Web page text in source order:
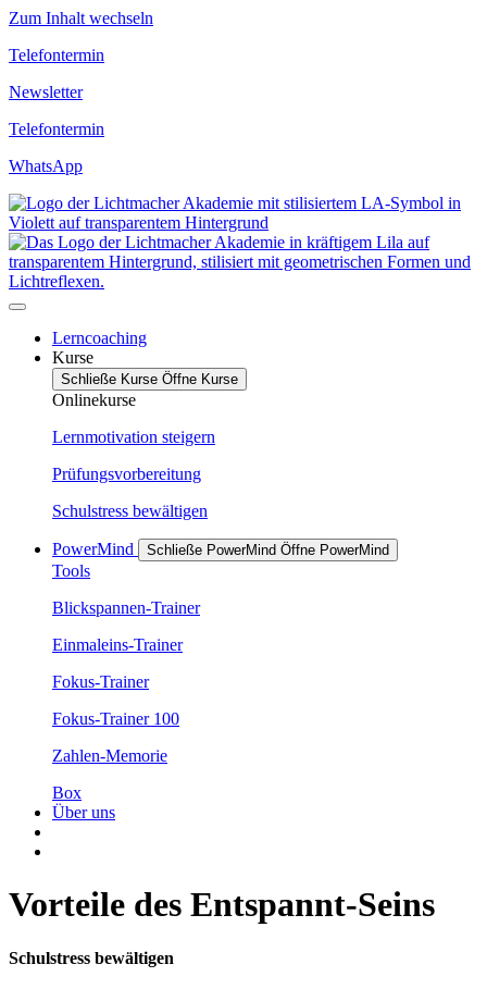
Zum Inhalt wechseln
Telefontermin
Newsletter
Telefontermin
WhatsApp
Lerncoaching
Kurse
Schließe Kurse Öffne Kurse
Onlinekurse
Lernmotivation steigern
Prüfungsvorbereitung
Schulstress bewältigen
PowerMind Schließe PowerMind Öffne PowerMind
Tools
Blickspannen-Trainer
Einmaleins-Trainer
Fokus-Trainer
Fokus-Trainer 100
Zahlen-Memorie
Box
Über uns
Vorteile des Entspannt-Seins
Schulstress bewältigen